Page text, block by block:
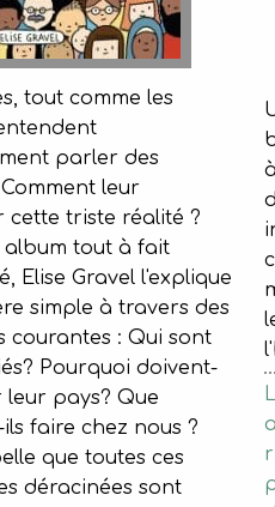
tout comme les
parler des
leur
cette triste réalité ?
album tout à fait
Elise Gravel l'explique
simple à travers des
courantes : Qui sont
Pourquoi doivent-
leur pays? Que
faire chez nous ?
que toutes ces
déracinées sont